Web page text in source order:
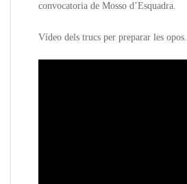
convocatoria de Mosso d’Esquadra.
Vídeo dels trucs per preparar les opos.